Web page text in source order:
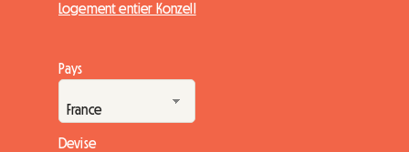
Logement entier Konzell
Pays
Devise